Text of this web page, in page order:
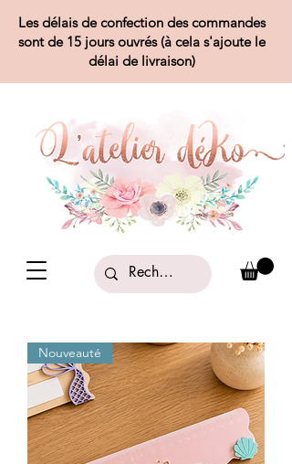
Les délais de confection des commandes
sont de 15 jours ouvrés (à cela s'ajoute le
délai de livraison)
Nouveauté